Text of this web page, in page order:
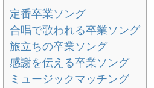
定番卒業ソング
合唱で歌われる卒業ソング
旅立ちの卒業ソング
感謝を伝える卒業ソング
ミュージックマッチング